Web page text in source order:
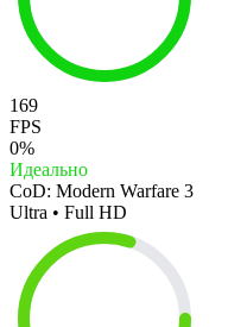
169
FPS
0%
Идеально
CoD: Modern Warfare 3
Ultra • Full HD